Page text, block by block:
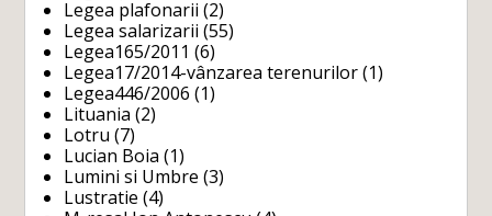
Legea plafonarii (2)
Legea salarizarii (55)
Legea165/2011 (6)
Legea17/2014-vânzarea terenurilor (1)
Legea446/2006 (1)
Lituania (2)
Lotru (7)
Lucian Boia (1)
Lumini si Umbre (3)
Lustratie (4)